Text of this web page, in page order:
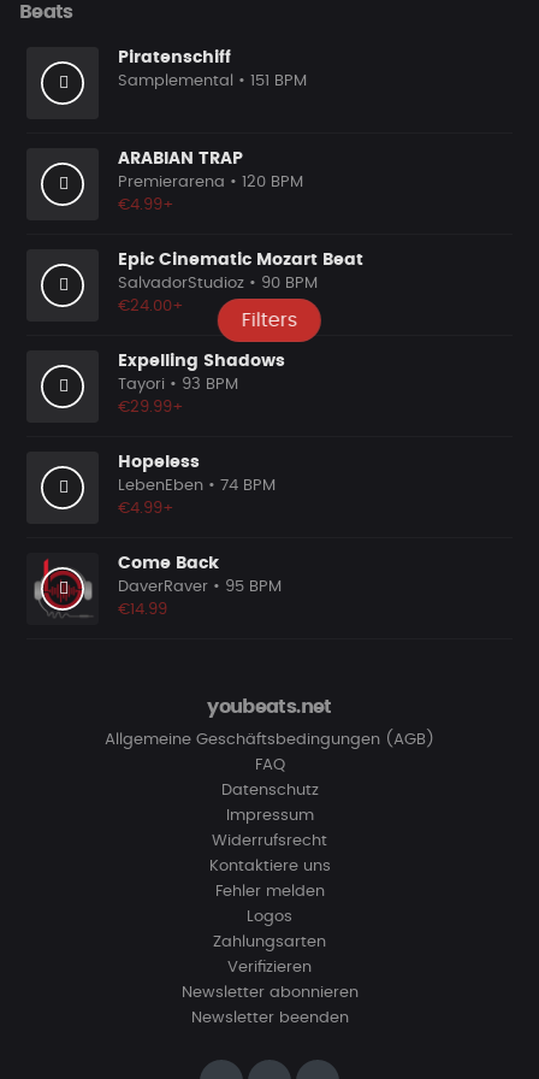
Filters
Beats
Piratenschiff
Samplemental • 151 BPM
ARABIAN TRAP
Premierarena • 120 BPM
€4.99+
Epic Cinematic Mozart Beat
SalvadorStudioz • 90 BPM
€24.00+
Expelling Shadows
Tayori • 93 BPM
€29.99+
Hopeless
LebenEben • 74 BPM
€4.99+
Come Back
DaverRaver • 95 BPM
€14.99
youbeats.net
Allgemeine Geschäftsbedingungen (AGB)
FAQ
Datenschutz
Impressum
Widerrufsrecht
Kontaktiere uns
Fehler melden
Logos
Zahlungsarten
Verifizieren
Newsletter abonnieren
Newsletter beenden